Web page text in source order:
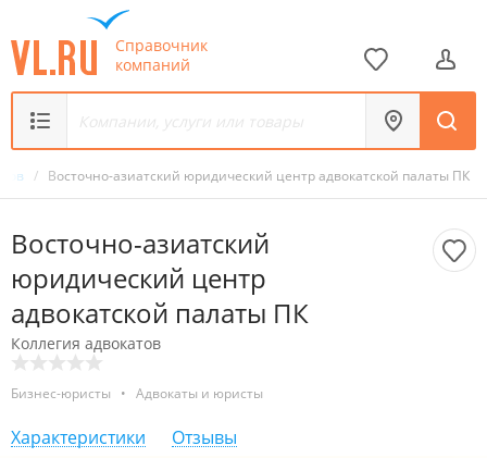
Справочник
компаний
/ Восточно-азиатский юридический центр адвокатской палаты ПК
Восточно-азиатский
юридический центр
адвокатской палаты ПК
Коллегия адвокатов
Бизнес-юристы • Адвокаты и юристы
Характеристики Отзывы